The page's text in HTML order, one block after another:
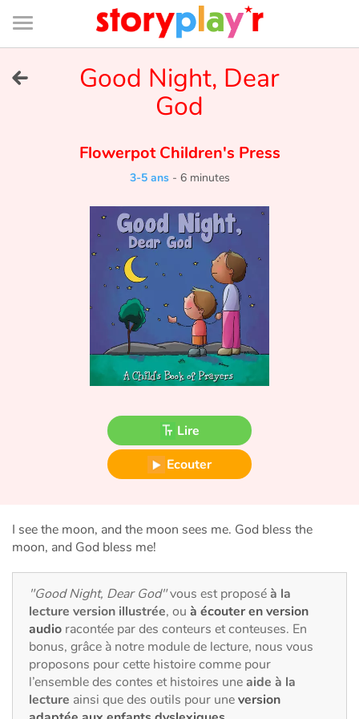
Connexion
Bibliothèque
de
page
Tester gratuitement
Bibliothèque
Contes d'ici et d'ailleurs
Fable, mythe, littérature et poésie
Ogres, monstres et sorcières
Écologie, nature, saisons
Voyage, épopée, enquête, aventure
Autour du monde
Apprentissage
Good Night, Dear
God
Flowerpot Children's Press
3-5 ans- 6 minutes
Lire
Ecouter
I see the moon, and the moon sees me. God bless the
moon, and God bless me!
"Good Night, Dear God"vous est proposéà la
lecture version illustrée, ou à écouter en version
audio racontée par des conteurs et conteuses. En
bonus, grâce à notre module de lecture, nous vous
proposons pour cette histoire comme pour
l’ensemble des contes et histoires uneaide à la
lecture ainsi que des outils pour uneversion